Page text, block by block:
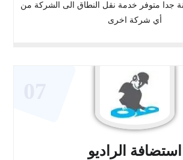
جدا متوفر خدمة نقل النطاق الى الشركة من
أي شركة اخرى
استضافة الراديو